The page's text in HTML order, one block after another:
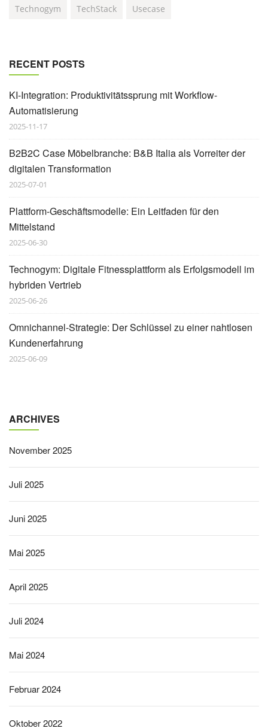
Technogym TechStack Usecase
RECENT POSTS
KI-Integration: Produktivitätssprung mit Workflow-
Automatisierung
2025-11-17
B2B2C Case Möbelbranche: B&B Italia als Vorreiter der
digitalen Transformation
2025-07-01
Plattform-Geschäftsmodelle: Ein Leitfaden für den
Mittelstand
2025-06-30
Technogym: Digitale Fitnessplattform als Erfolgsmodell im
hybriden Vertrieb
2025-06-26
Omnichannel-Strategie: Der Schlüssel zu einer nahtlosen
Kundenerfahrung
2025-06-09
ARCHIVES
November 2025
Juli 2025
Juni 2025
Mai 2025
April 2025
Juli 2024
Mai 2024
Februar 2024
Oktober 2022